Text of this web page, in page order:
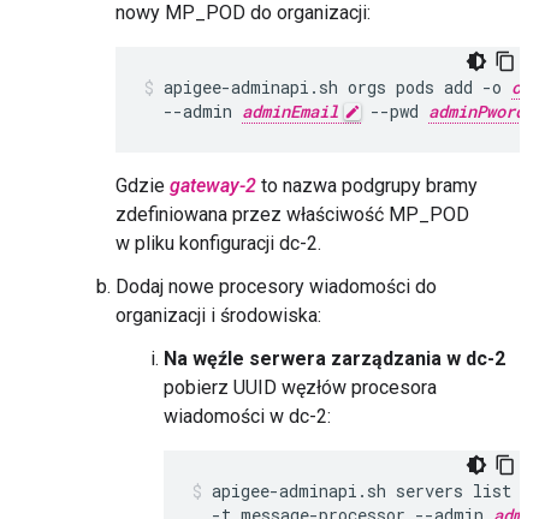
nowy MP_POD do organizacji:
apigee-adminapi.sh orgs pods add -o
  --admin
adminEmail --pwd adminPword
Gdzie gateway-2 to nazwa podgrupy bramy
zdefiniowana przez właściwość MP_POD
w pliku konfiguracji dc-2.
Dodaj nowe procesory wiadomości do
organizacji i środowiska:
Na węźle serwera zarządzania w dc-2
pobierz UUID węzłów procesora
wiadomości w dc-2:
apigee-adminapi.sh servers list